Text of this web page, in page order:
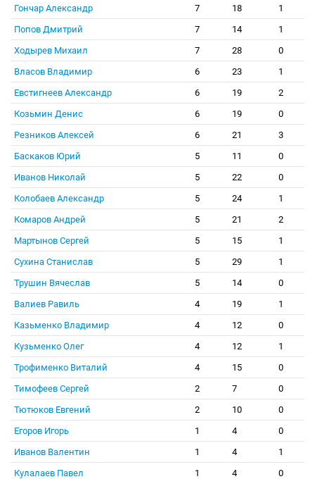
Гончар Александр
7 18
1
Попов Дмитрий
7 14
1
Ходырев Михаил
7 28
0
Власов Владимир
6 23
1
Евстигнеев Александр
6 19
2
Козьмин Денис
6 19
0
Резников Алексей
6 21
3
Баскаков Юрий
5 11
0
Иванов Николай
5 22
0
Колобаев Александр
5 24
1
Комаров Андрей
5 21
2
Мартынов Сергей
5 15
1
Сухина Станислав
5 29
1
Трушин Вячеслав
5 14
0
Валиев Равиль
4 19
1
Казьменко Владимир
4 12
0
Кузьменко Олег
4 12
1
Трофименко Виталий
4 15
0
Тимофеев Сергей
2 7
0
Тютюков Евгений
2 10
0
Егоров Игорь
1 4
0
Иванов Валентин
1 4
1
Кулалаев Павел
1 4
0